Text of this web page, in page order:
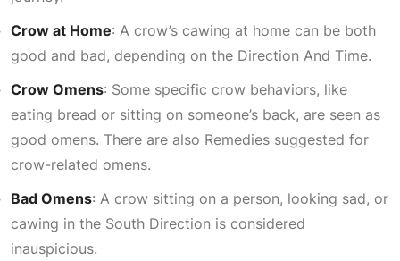
Crow at Home: A crow’s cawing at home can be both
good and bad, depending on the Direction And Time.
Crow Omens: Some specific crow behaviors, like
eating bread or sitting on someone’s back, are seen as
good omens. There are also Remedies suggested for
crow-related omens.
Bad Omens: A crow sitting on a person, looking sad, or
cawing in the South Direction is considered
inauspicious.